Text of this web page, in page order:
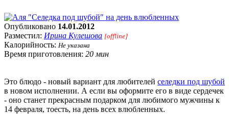
Опубликовано 14.01.2012
Разместил: Ирина Кулешова [offline]
Калорийность: Не указана
Время приготовления: 20 мин
Это блюдо - новый вариант для любителей селедки под шубой
в новом исполнении. А если вы оформите его в виде сердечек
- оно станет прекрасным подарком для любимого мужчины к
14 февраля, тоесть, на день всех влюбленных.